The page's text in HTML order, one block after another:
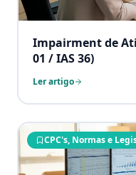
Impairment de
01 / IAS 36)
Ler artigo
CPC's, Normas e